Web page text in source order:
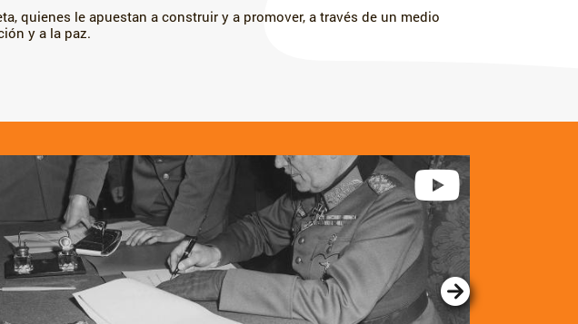
quienes le apuestan a construir y a promover, a través de un medio
y a la paz.